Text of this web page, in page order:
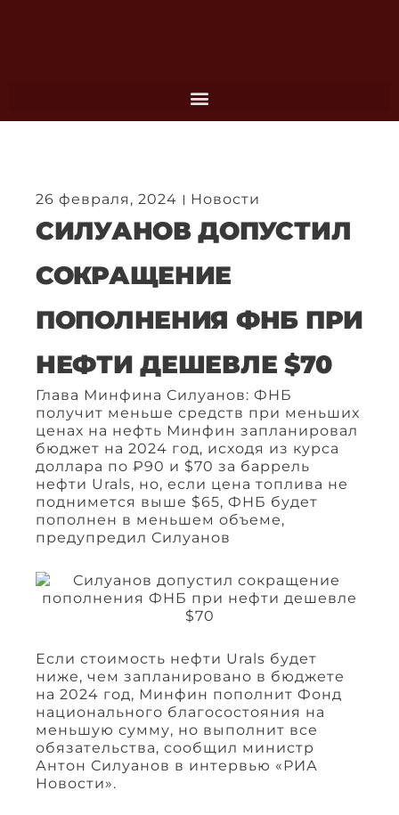
26 февраля, 2024 Новости
СИЛУАНОВ ДОПУСТИЛ
СОКРАЩЕНИЕ
ПОПОЛНЕНИЯ ФНБ ПРИ
НЕФТИ ДЕШЕВЛЕ $70
Глава Минфина Силуанов: ФНБ
получит меньше средств при меньших
ценах на нефть Минфин запланировал
бюджет на 2024 год, исходя из курса
доллара по ₽90 и $70 за баррель
нефти Urals, но, если цена топлива не
поднимется выше $65, ФНБ будет
пополнен в меньшем объеме,
предупредил Силуанов
Если стоимость нефти Urals будет
ниже, чем запланировано в бюджете
на 2024 год, Минфин пополнит Фонд
национального благосостояния на
меньшую сумму, но выполнит все
обязательства, сообщил министр
Антон Силуанов в интервью «РИА
Новости».